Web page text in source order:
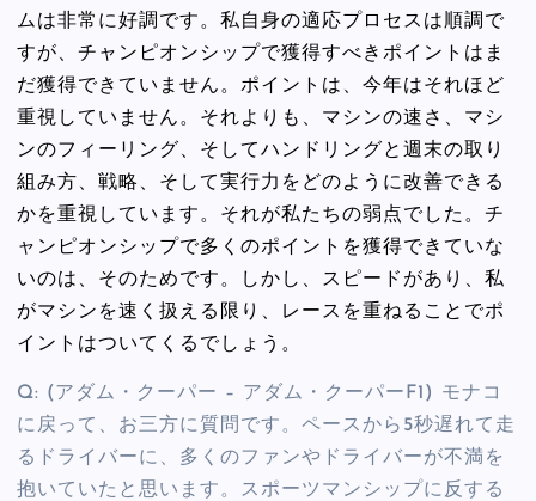
ムは非常に好調です。私自身の適応プロセスは順調で
すが、チャンピオンシップで獲得すべきポイントはま
だ獲得できていません。ポイントは、今年はそれほど
重視していません。それよりも、マシンの速さ、マシ
ンのフィーリング、そしてハンドリングと週末の取り
組み方、戦略、そして実行力をどのように改善できる
かを重視しています。それが私たちの弱点でした。チ
ャンピオンシップで多くのポイントを獲得できていな
いのは、そのためです。しかし、スピードがあり、私
がマシンを速く扱える限り、レースを重ねることでポ
イントはついてくるでしょう。
Q: (アダム・クーパー – アダム・クーパーF1) モナコ
に戻って、お三方に質問です。ペースから5秒遅れて走
るドライバーに、多くのファンやドライバーが不満を
抱いていたと思います。スポーツマンシップに反する